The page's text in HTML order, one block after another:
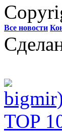
Все новости